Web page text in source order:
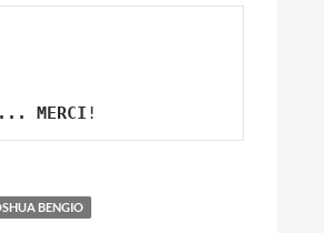
MERCI !
BENGIO